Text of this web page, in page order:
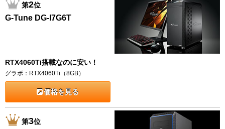
第2位
G-Tune DG-I7G6T
RTX4060Ti搭載なのに安い！
グラボ：RTX4060Ti（8GB）
価格を見る
第3位